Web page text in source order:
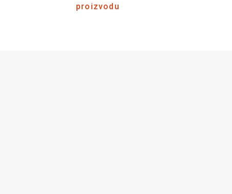
proizvodu